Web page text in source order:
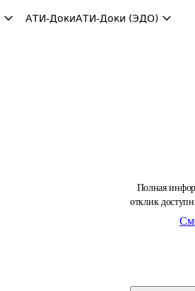
АТИ-ДокиАТИ-Доки (ЭДО)
Полная
отклик